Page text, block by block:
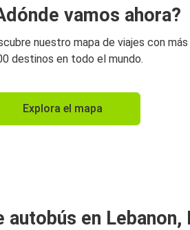
vamos ahora?
nuestro mapa de viajes con más
destinos en todo el mundo.
Explora el mapa
autobús en Lebanon,